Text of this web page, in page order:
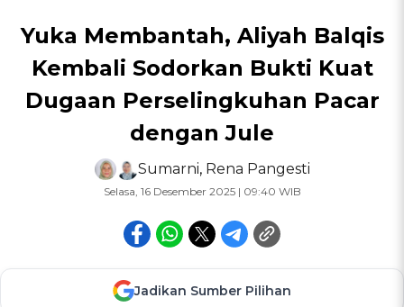
Yuka Membantah, Aliyah Balqis
Kembali Sodorkan Bukti Kuat
Dugaan Perselingkuhan Pacar
dengan Jule
Sumarni, Rena Pangesti
Selasa, 16 Desember 2025 | 09:40 WIB
Jadikan Sumber Pilihan